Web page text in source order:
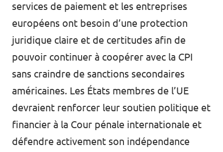
services de paiement et les entreprises
européens ont besoin d’une protection
juridique claire et de certitudes afin de
pouvoir continuer à coopérer avec la CPI
sans craindre de sanctions secondaires
américaines. Les États membres de l’UE
devraient renforcer leur soutien politique et
financier à la Cour pénale internationale et
défendre activement son indépendance